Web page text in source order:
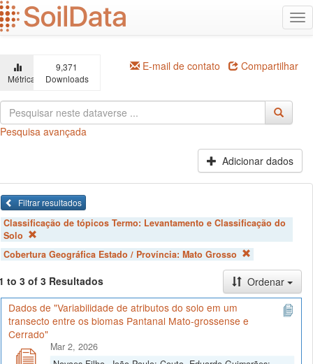
Ir
para
o
principal
Métricas
9,371
Downloads
E-mail de contato Compartilhar
Pesquisa avançada
Adicionar dados
Filtrar resultados
Classificação de tópicos Termo: Levantamento e Classificação do
Solo
Cobertura Geográfica Estado / Província: Mato Grosso
to 3 of 3 Resultados
Ordenar
Dados de "Variabilidade de atributos do solo em um
transecto entre os biomas Pantanal Mato-grossense e
Cerrado"
Mar 2, 2026